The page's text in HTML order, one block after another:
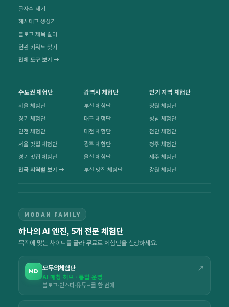
글자수 세기
해시태그 생성기
블로그 제목 길이
연관 키워드 찾기
전체 도구 보기 →
수도권 체험단
서울 체험단
경기 체험단
인천 체험단
서울 맛집 체험단
경기 맛집 체험단
전국 지역별 보기 →
광역시 체험단
부산 체험단
대구 체험단
대전 체험단
광주 체험단
울산 체험단
부산 맛집 체험단
인기 지역 체험단
창원 체험단
성남 체험단
천안 체험단
청주 체험단
제주 체험단
강원 체험단
MODAN FAMILY
하나의 AI 엔진, 5개 전문 체험단
목적에 맞는 사이트를 골라 무료로 체험단을 신청하세요.
MD 모두의체험단 ↗
AI 매칭 허브 · 통합 운영
블로그·인스타·유튜브를 한 번에